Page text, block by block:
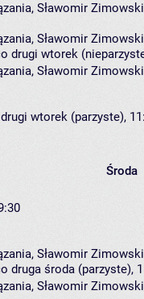
, Sławomir Zimowski
Sławomir Zimowski
drugi wtorek
, Sławomir Zimowski
wtorek (parzyste),
Środa
Sławomir Zimowski
druga środa (parzyste),
, Sławomir Zimowski